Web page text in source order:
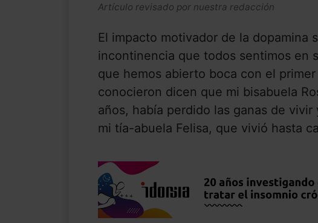
Artículo revisado por nuestra redacción
El impacto motivador de la dopamina
incontinencia que todos sentimos en
que hemos abierto boca con el
conocieron dicen que mi bisabuela
años, había perdido las ganas de
mi tía-abuela Felisa, que vivió hasta